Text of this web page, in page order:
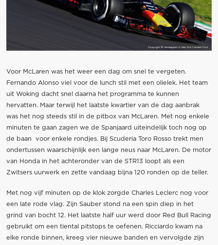
Voor McLaren was het weer een dag om snel te vergeten.
Fernando Alonso viel voor de lunch stil met een olielek. Het team
uit Woking dacht snel daarna het programma te kunnen
hervatten. Maar terwijl het laatste kwartier van de dag aanbrak
was het nog steeds stil in de pitbox van McLaren. Met nog enkele
minuten te gaan zagen we de Spanjaard uiteindelijk toch nog op
de baan voor enkele rondjes. Bij Scuderia Toro Rosso trekt men
ondertussen waarschijnlijk een lange neus naar McLaren. De motor
van Honda in het achteronder van de STR13 loopt als een
Zwitsers uurwerk en zette vandaag bijna 120 ronden op de teller.
Met nog vijf minuten op de klok zorgde Charles Leclerc nog voor
een late rode vlag. Zijn Sauber stond na een spin diep in het
grind van bocht 12. Het laatste half uur werd door Red Bull Racing
gebruikt om een tiental pitstops te oefenen. Ricciardo kwam na
elke ronde binnen, kreeg vier nieuwe banden en vervolgde zijn